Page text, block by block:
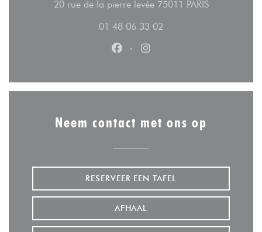
20 rue de la pierre levée 75011 PARIS((opent in
01 48 06 33 02
Facebook ((opent in een nieuw
Instagram ((opent in een
Neem contact met ons op
RESERVEER EEN TAFEL
AFHAAL